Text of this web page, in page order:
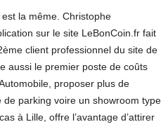
la même. Christophe
sur le site LeBonCoin.fr fait
client professionnel du site de
aussi le premier poste de coûts
proposer plus de
parking voire un showroom type
à Lille, offre l’avantage d’attirer